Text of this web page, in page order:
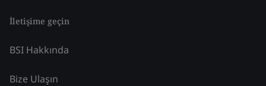
İletişime geçin
BSI Hakkında
Bize Ulaşın